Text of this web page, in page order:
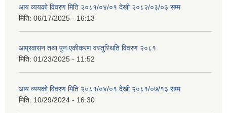
आय व्ययको विवरण मिति २०८१/०४/०१ देखी २०८२/०३/०३ सम्म
मिति: 06/17/2025 - 16:13
आप्रवासन तथा पुनःएकीकरण वस्तुस्थिति विवरण २०८१
मिति: 01/23/2025 - 11:52
आय व्ययको विवरण मिति २०८१/०४/०१ देखी २०८१/०७/१३ सम्म
मिति: 10/29/2024 - 16:30